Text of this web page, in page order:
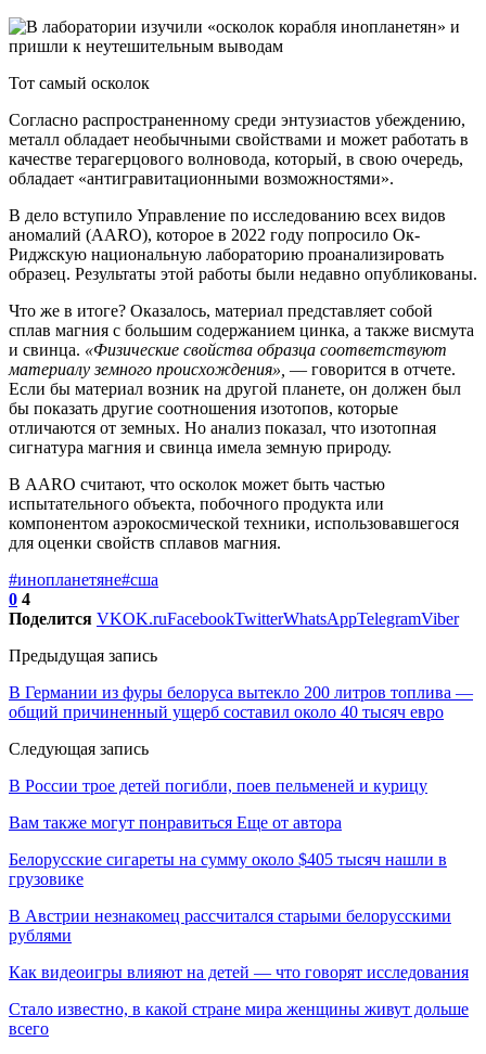
Тот самый осколок
Согласно распространенному среди энтузиастов убеждению,
металл обладает необычными свойствами и может работать в
качестве терагерцового волновода, который, в свою очередь,
обладает «антигравитационными возможностями».
В дело вступило Управление по исследованию всех видов
аномалий (AARO), которое в 2022 году попросило Ок-
Риджскую национальную лабораторию проанализировать
образец. Результаты этой работы были недавно опубликованы.
Что же в итоге? Оказалось, материал представляет собой
сплав магния с большим содержанием цинка, а также висмута
и свинца. «Физические свойства образца соответствуют
материалу земного происхождения», — говорится в отчете.
Если бы материал возник на другой планете, он должен был
бы показать другие соотношения изотопов, которые
отличаются от земных. Но анализ показал, что изотопная
сигнатура магния и свинца имела земную природу.
В AARO считают, что осколок может быть частью
испытательного объекта, побочного продукта или
компонентом аэрокосмической техники, использовавшегося
для оценки свойств сплавов магния.
#инопланетяне#сша
0 4
Поделится VKOK.ruFacebookTwitterWhatsAppTelegramViber
Предыдущая запись
В Германии из фуры белоруса вытекло 200 литров топлива —
общий причиненный ущерб составил около 40 тысяч евро
Следующая запись
В России трое детей погибли, поев пельменей и курицу
Вам также могут понравиться Еще от автора
Белорусские сигареты на сумму около $405 тысяч нашли в
грузовике
В Австрии незнакомец рассчитался старыми белорусскими
рублями
Как видеоигры влияют на детей — что говорят исследования
Стало известно, в какой стране мира женщины живут дольше
всего